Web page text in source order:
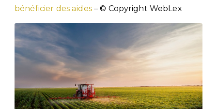
bénéficier des aides– © Copyright WebLex